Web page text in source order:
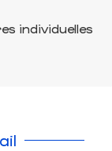
individuelles